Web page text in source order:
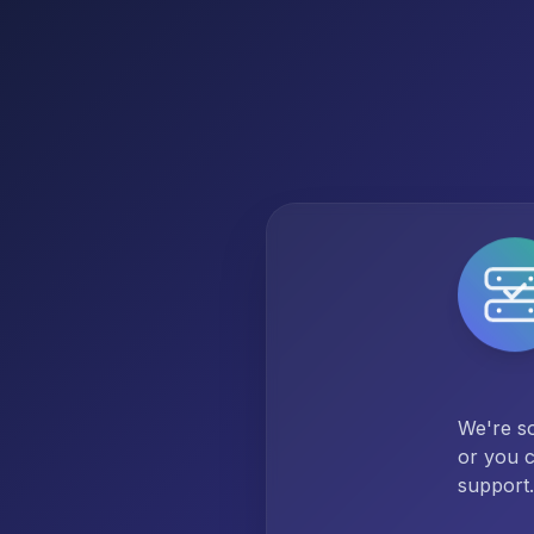
We're
or you
support.